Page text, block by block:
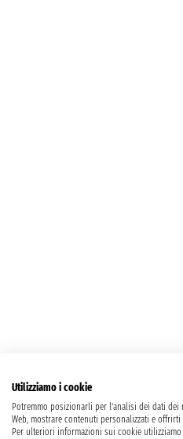
Utilizziamo i cookie
Potremmo posizionarli per l'analisi dei dati
Web, mostrare contenuti personalizzati e
Per ulteriori informazioni sui cookie